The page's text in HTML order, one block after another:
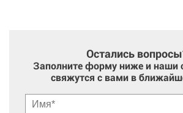
Остались
Заполните форму ниже и наши
свяжутся с вами в